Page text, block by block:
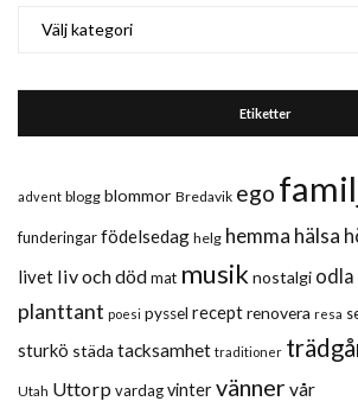
Etiketter
advent blogg blommor Bredavik ego
funderingarfödelsedag helg hemma hälsa
livet liv och dödmat musik nostalgi odla
planttant poesi pyssel receptrenovera resa
sturkö städa tacksamhet traditioner
Utah Uttorp vardagvintervänner vår